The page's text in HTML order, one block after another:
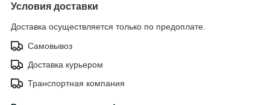
Условия доставки
Доставка осуществляется только по предоплате.
Самовывоз
Доставка курьером
Транспортная компания